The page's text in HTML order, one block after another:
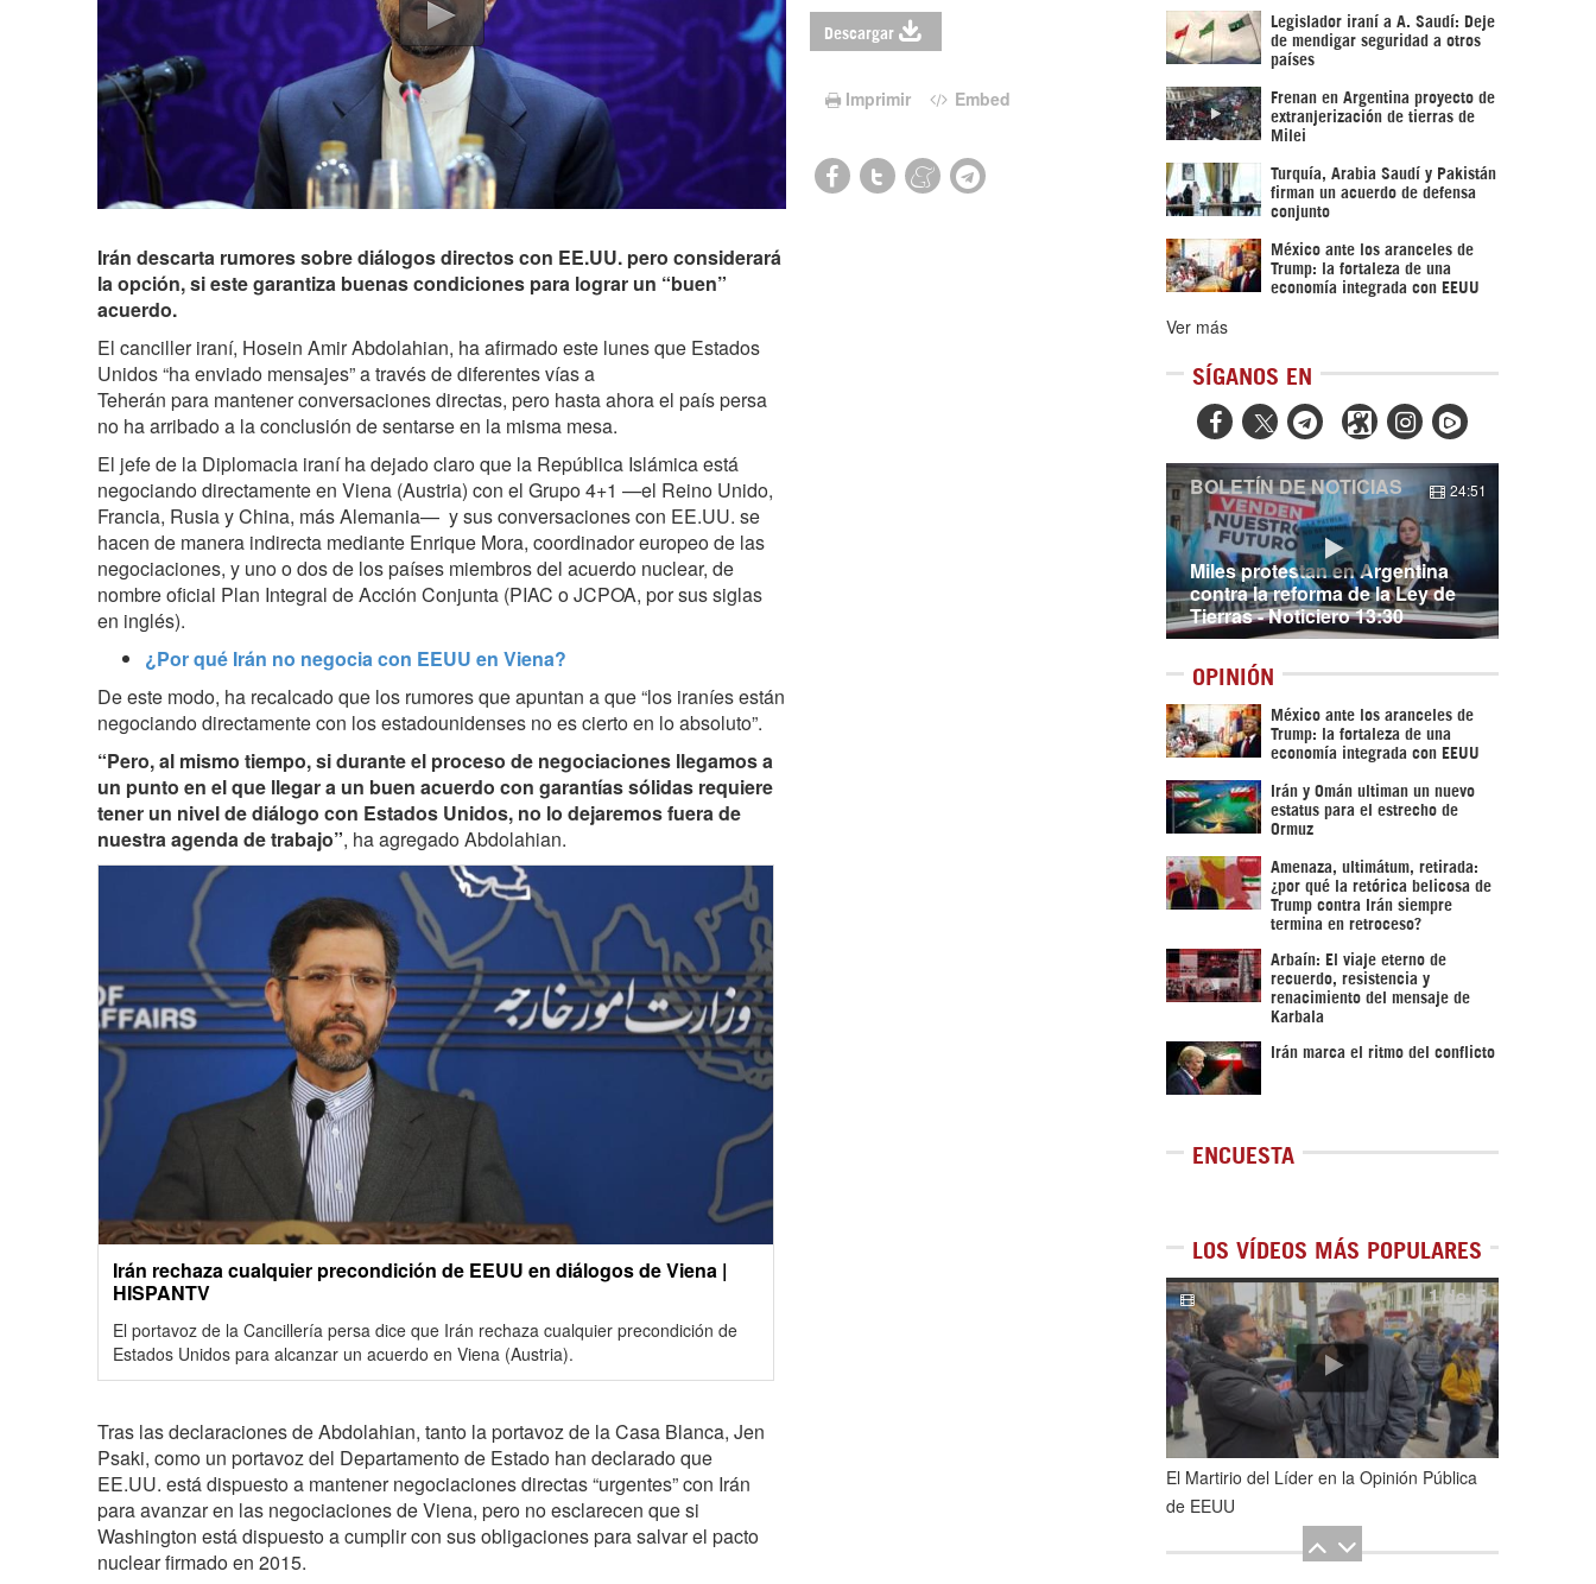
Descargar
Imprimir Embed
Irán descarta rumores sobre diálogos directos con EE.UU. pero considerará
la opción, si este garantiza buenas condiciones para lograr un “buen”
acuerdo.
El canciller iraní, Hosein Amir Abdolahian, ha afirmado este lunes que Estados
Unidos “ha enviado mensajes” a través de diferentes vías a
Teherán para mantener conversaciones directas, pero hasta ahora el país persa
no ha arribado a la conclusión de sentarse en la misma mesa.
El jefe de la Diplomacia iraní ha dejado claro que la República Islámica está
negociando directamente en Viena (Austria) con el Grupo 4+1 —el Reino Unido,
Francia, Rusia y China, más Alemania— y sus conversaciones con EE.UU. se
hacen de manera indirecta mediante Enrique Mora, coordinador europeo de las
negociaciones, y uno o dos de los países miembros del acuerdo nuclear, de
nombre oficial Plan Integral de Acción Conjunta (PIAC o JCPOA, por sus siglas
en inglés).
¿Por qué Irán no negocia con EEUU en Viena?
De este modo, ha recalcado que los rumores que apuntan a que “los iraníes están
negociando directamente con los estadounidenses no es cierto en lo absoluto”.
“Pero, al mismo tiempo, si durante el proceso de negociaciones llegamos a
un punto en el que llegar a un buen acuerdo con garantías sólidas requiere
tener un nivel de diálogo con Estados Unidos, no lo dejaremos fuera de
nuestra agenda de trabajo”, ha agregado Abdolahian.
Irán rechaza cualquier precondición de EEUU en diálogos de Viena |
HISPANTV
El portavoz de la Cancillería persa dice que Irán rechaza cualquier precondición de
Estados Unidos para alcanzar un acuerdo en Viena (Austria).
Tras las declaraciones de Abdolahian, tanto la portavoz de la Casa Blanca, Jen
Psaki, como un portavoz del Departamento de Estado han declarado que
EE.UU. está dispuesto a mantener negociaciones directas “urgentes” con Irán
para avanzar en las negociaciones de Viena, pero no esclarecen que si
Washington está dispuesto a cumplir con sus obligaciones para salvar el pacto
nuclear firmado en 2015.
Legislador iraní a A. Saudí: Deje
de mendigar seguridad a otros
países
Frenan en Argentina proyecto de
extranjerización de tierras de
Milei
Turquía, Arabia Saudí y Pakistán
firman un acuerdo de defensa
conjunto
México ante los aranceles de
Trump: la fortaleza de una
economía integrada con EEUU
Ver más
SÍGANOS EN
  
Miles protestan en Argentina
contra la reforma de la Ley de
Tierras - Noticiero 13:30
BOLETÍN DE NOTICIAS 24:51
OPINIÓN
México ante los aranceles de
Trump: la fortaleza de una
economía integrada con EEUU
Irán y Omán ultiman un nuevo
estatus para el estrecho de
Ormuz
Amenaza, ultimátum, retirada:
¿por qué la retórica belicosa de
Trump contra Irán siempre
termina en retroceso?
Arbaín: El viaje eterno de
recuerdo, resistencia y
renacimiento del mensaje de
Karbala
Irán marca el ritmo del conflicto
ENCUESTA
LOS VÍDEOS MÁS POPULARES
1de5
El Martirio del Líder en la Opinión Pública
de EEUU